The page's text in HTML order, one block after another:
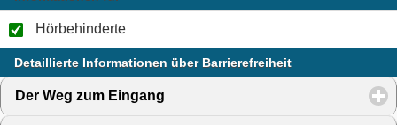
Hörbehinderte
Detaillierte Informationen über Barrierefreiheit
Der Weg zum Eingang